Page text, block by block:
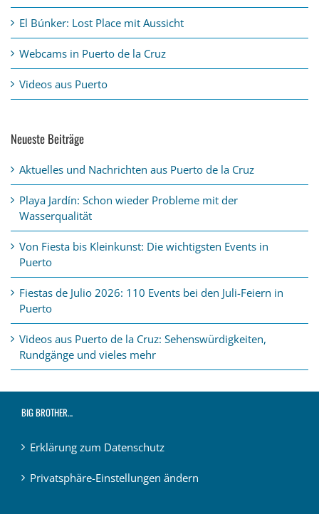
El Búnker: Lost Place mit Aussicht
Webcams in Puerto de la Cruz
Videos aus Puerto
Neueste Beiträge
Aktuelles und Nachrichten aus Puerto de la Cruz
Playa Jardín: Schon wieder Probleme mit der
Wasserqualität
Von Fiesta bis Kleinkunst: Die wichtigsten Events in
Puerto
Fiestas de Julio 2026: 110 Events bei den Juli-Feiern in
Puerto
Videos aus Puerto de la Cruz: Sehenswürdigkeiten,
Rundgänge und vieles mehr
BIG BROTHER…
Erklärung zum Datenschutz
Privatsphäre-Einstellungen ändern